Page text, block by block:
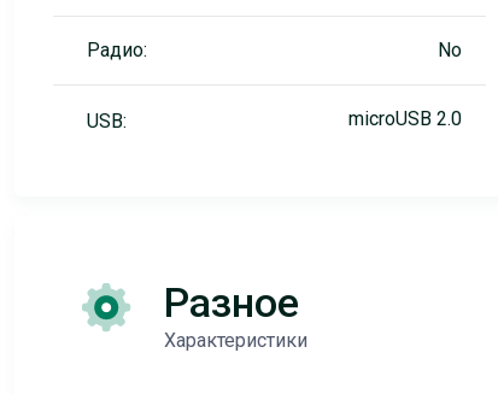
Радио: No
USB: microUSB 2.0
Разное
Характеристики